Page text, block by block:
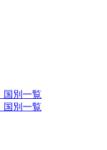
別一覧
別一覧